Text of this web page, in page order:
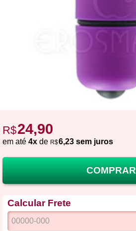
R$24,90
em até 4x de R$6,23 sem juros
COMPRAR
Calcular Frete